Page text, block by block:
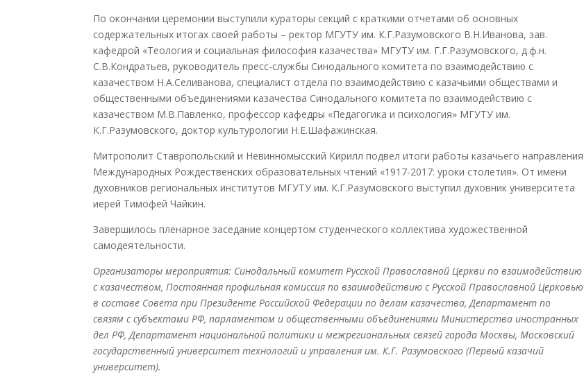
По окончании церемонии выступили кураторы секций с краткими отчетами об основных
содержательных итогах своей работы – ректор МГУТУ им. К.Г.Разумовского В.Н.Иванова, зав.
кафедрой «Теология и социальная философия казачества» МГУТУ им. Г.Г.Разумовского, д.ф.н.
С.В.Кондратьев, руководитель пресс-службы Синодального комитета по взаимодействию с
казачеством Н.А.Селиванова, специалист отдела по взаимодействию с казачьими обществами и
общественными объединениями казачества Синодального комитета по взаимодействию с
казачеством М.В.Павленко, профессор кафедры «Педагогика и психология» МГУТУ им.
К.Г.Разумовского, доктор культурологии Н.Е.Шафажинская.
Митрополит Ставропольский и Невинномысский Кирилл подвел итоги работы казачьего направления
Международных Рождественских образовательных чтений «1917-2017: уроки столетия». От имени
духовников региональных институтов МГУТУ им. К.Г.Разумовского выступил духовник университета
иерей Тимофей Чайкин.
Завершилось пленарное заседание концертом студенческого коллектива художественной
самодеятельности.
Организаторы мероприятия: Синодальный комитет Русской Православной Церкви по взаимодействию
с казачеством, Постоянная профильная комиссия по взаимодействию с Русской Православной Церковью
в составе Совета при Президенте Российской Федерации по делам казачества, Департамент по
связям с субъектами РФ, парламентом и общественными объединениями Министерства иностранных
дел РФ, Департамент национальной политики и межрегиональных связей города Москвы, Московский
государственный университет технологий и управления им. К.Г. Разумовского (Первый казачий
университет).